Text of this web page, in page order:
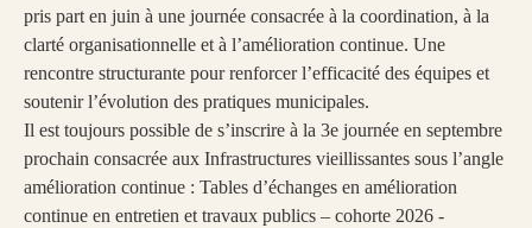
pris part en juin à une journée consacrée à la coordination, à la
clarté organisationnelle et à l’amélioration continue. Une
rencontre structurante pour renforcer l’efficacité des équipes et
soutenir l’évolution des pratiques municipales.
Il est toujours possible de s’inscrire à la 3e journée en septembre
prochain consacrée aux Infrastructures vieillissantes sous l’angle
amélioration continue : Tables d’échanges en amélioration
continue en entretien et travaux publics – cohorte 2026 -